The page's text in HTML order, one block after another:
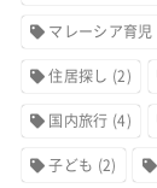
マレーシア育児
住居探し (2)
国内旅行 (4)
子ども (2)